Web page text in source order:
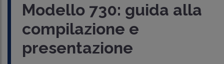
Modello 730: guida alla
compilazione e
presentazione